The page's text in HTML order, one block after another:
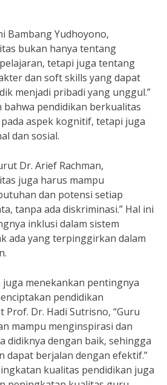
Bambang Yudhoyono,
bukan hanya tentang
tetapi juga tentang
dan soft skills yang dapat
menjadi pribadi yang unggul.”
pendidikan berkualitas
aspek kognitif, tetapi juga
dan sosial.
Dr. Arief Rachman,
juga harus mampu
dan potensi setiap
tanpa ada diskriminasi.” Hal ini
inklusi dalam sistem
ada yang terpinggirkan dalam
juga menekankan pentingnya
pendidikan
Dr. Hadi Sutrisno, “Guru
mampu menginspirasi dan
didiknya dengan baik, sehingga
dapat berjalan dengan efektif.”
kualitas pendidikan juga